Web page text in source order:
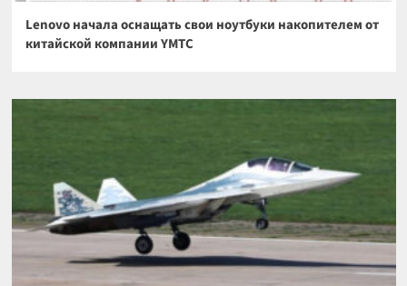
Lenovo начала оснащать свои ноутбуки накопителем от
китайской компании YMTC